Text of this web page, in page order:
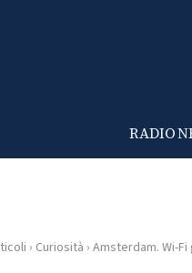
RADIO
› Curiosità › Amsterdam. Wi-